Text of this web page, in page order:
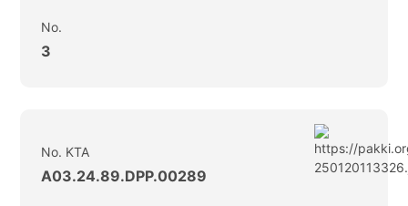
No.
3
No. KTA
A03.24.89.DPP.00289